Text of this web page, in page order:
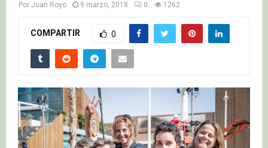
Por Juan Royo 9 marzo, 2018 0 1262
COMPARTIR 0